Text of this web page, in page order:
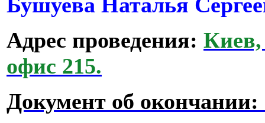
Адрес проведения: Киев,
офис 215.
Документ об окончании: